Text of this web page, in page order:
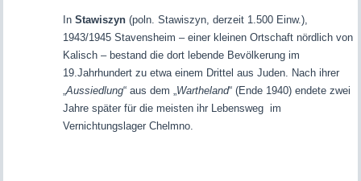
In Stawiszyn(poln. Stawiszyn, derzeit 1.500 Einw.),
1943/1945 Stavensheim – einer kleinen Ortschaft nördlich von
Kalisch – bestand die dort lebende Bevölkerung im
19.Jahrhundert zu etwa einem Drittel aus Juden. Nach ihrer
„Aussiedlung“ aus dem „Wartheland“ (Ende 1940) endete zwei
Jahre später für die meisten ihr Lebensweg im
Vernichtungslager Chelmno.